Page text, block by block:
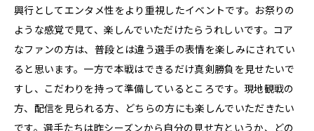
興行としてエンタメ性をより重視したイベントです。お祭りの
ような感覚で見て、楽しんでいただけたらうれしいです。コア
なファンの方は、普段とは違う選手の表情を楽しみにされてい
ると思います。一方で本戦はできるだけ真剣勝負を見せたいで
すし、こだわりを持って準備しているところです。現地観戦の
方、配信を見られる方、どちらの方にも楽しんでいただきたい
です。選手たちは昨シーズンから自分の見せ方というか、どの